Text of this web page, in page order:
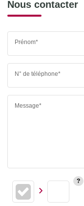
Nous contacter
Prénom*
N° de téléphone*
Message*